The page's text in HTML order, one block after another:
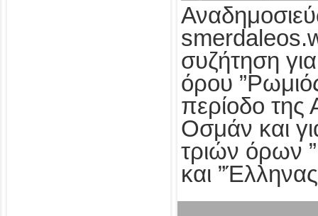
συζήτηση
όρου
περίοδο της
Οσμάν και
τριών όρων
και